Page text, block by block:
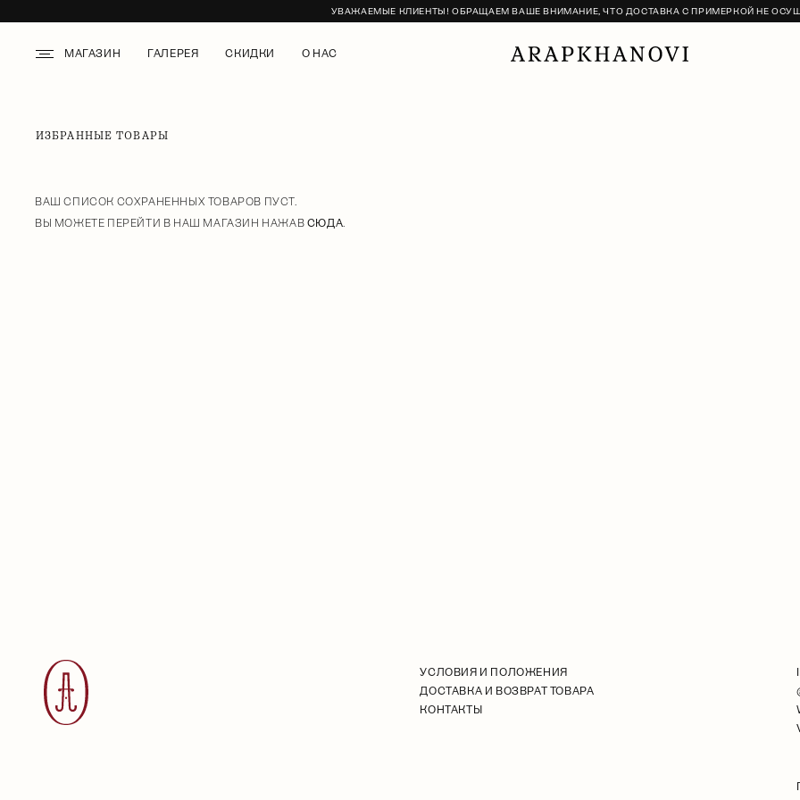
УВАЖАЕМЫЕ КЛИЕНТЫ! ОБРАЩАЕМ ВАШЕ ВНИМАНИЕ, ЧТО ДОСТАВКА С ПРИМЕРКОЙ НЕ
МАГАЗИН ГАЛЕРЕЯ СКИДКИ О НАС
ИЗБРАННЫЕ ТОВАРЫ
ВАШ СПИСОК СОХРАНЕННЫХ ТОВАРОВ ПУСТ.
ВЫ МОЖЕТЕ ПЕРЕЙТИ В НАШ МАГАЗИН НАЖАВ СЮДА.
УСЛОВИЯ И ПОЛОЖЕНИЯ
ДОСТАВКА И ВОЗВРАТ ТОВАРА
КОНТАКТЫ